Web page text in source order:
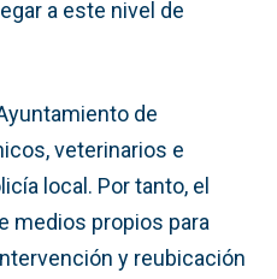
a este nivel de
de
veterinarios e
local. Por tanto, el
medios propios para
y reubicación